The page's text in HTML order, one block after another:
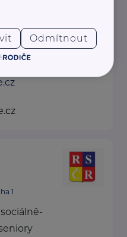
sociálních služeb,
...
1
Odmítnout